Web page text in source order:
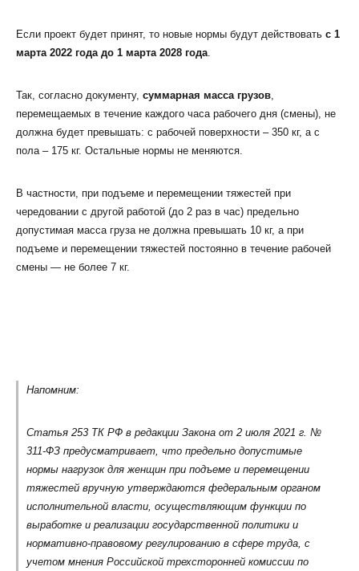
Если проект будет принят, то новые нормы будут действовать с 1
марта 2022 года до 1 марта 2028 года.
Так, согласно документу, суммарная масса грузов,
перемещаемых в течение каждого часа рабочего дня (смены), не
должна будет превышать: с рабочей поверхности – 350 кг, а с
пола – 175 кг. Остальные нормы не меняются.
В частности, при подъеме и перемещении тяжестей при
чередовании с другой работой (до 2 раз в час) предельно
допустимая масса груза не должна превышать 10 кг, а при
подъеме и перемещении тяжестей постоянно в течение рабочей
смены — не более 7 кг.
Напомним:
Статья 253 ТК РФ в редакции Закона от 2 июля 2021 г. №
311-ФЗ предусматривает, что предельно допустимые
нормы нагрузок для женщин при подъеме и перемещении
тяжестей вручную утверждаются федеральным органом
исполнительной власти, осуществляющим функции по
выработке и реализации государственной политики и
нормативно-правовому регулированию в сфере труда, с
учетом мнения Российской трехсторонней комиссии по